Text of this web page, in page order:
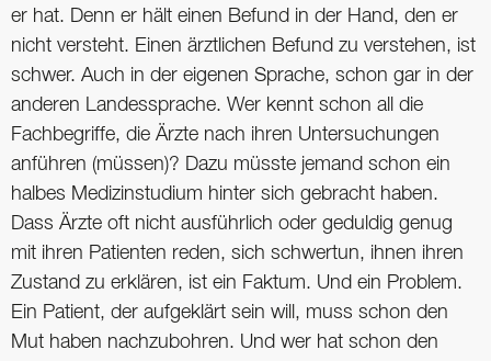
er hat. Denn er hält einen Befund in der Hand, den er
nicht versteht. Einen ärztlichen Befund zu verstehen, ist
schwer. Auch in der eigenen Sprache, schon gar in der
anderen Landessprache. Wer kennt schon all die
Fachbegriffe, die Ärzte nach ihren Untersuchungen
anführen (müssen)? Dazu müsste jemand schon ein
halbes Medizinstudium hinter sich gebracht haben.
Dass Ärzte oft nicht ausführlich oder geduldig genug
mit ihren Patienten reden, sich schwertun, ihnen ihren
Zustand zu erklären, ist ein Faktum. Und ein Problem.
Ein Patient, der aufgeklärt sein will, muss schon den
Mut haben nachzubohren. Und wer hat schon den